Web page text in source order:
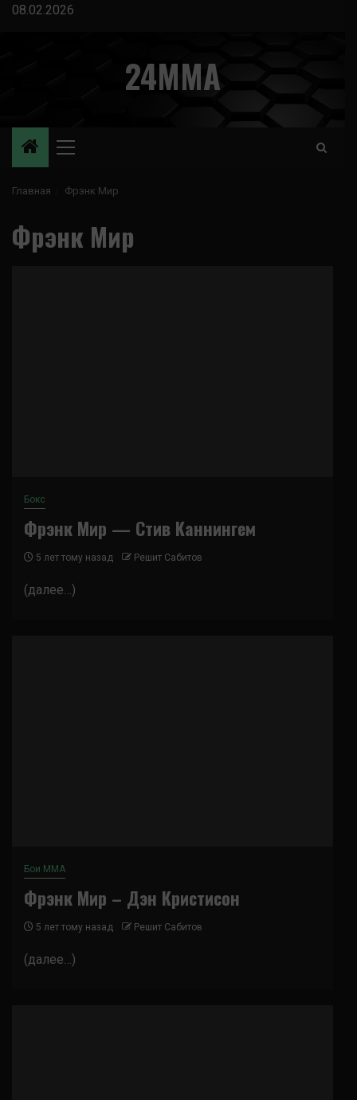
Перейти
08.02.2026
24MMA
Основное
Главная Фрэнк Мир
Фрэнк Мир
Бокс
Фрэнк Мир — Стив Каннингем
5 лет тому назад Решит Сабитов
(далее…)
Бои ММА
Фрэнк Мир – Дэн Кристисон
5 лет тому назад Решит Сабитов
(далее…)